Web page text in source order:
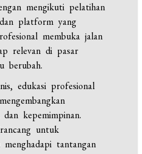
mengikuti pelatihan
platform yang
membuka jalan
relevan di pasar
berubah.
edukasi profesional
kepemimpinan.
untuk
menghadapi tantangan